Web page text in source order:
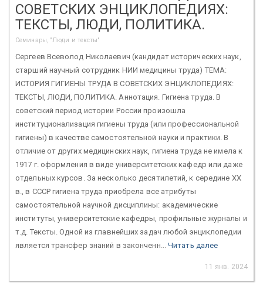
СОВЕТСКИХ ЭНЦИКЛОПЕДИЯХ:
ТЕКСТЫ, ЛЮДИ, ПОЛИТИКА.
Семинары, "Люди и тексты"
Сергеев Всеволод Николаевич (кандидат исторических наук,
старший научный сотрудник НИИ медицины труда) ТЕМА:
ИСТОРИЯ ГИГИЕНЫ ТРУДА В СОВЕТСКИХ ЭНЦИКЛОПЕДИЯХ:
ТЕКСТЫ, ЛЮДИ, ПОЛИТИКА. Аннотация. Гигиена труда. В
советский период истории России произошла
институционализация гигиены труда (или профессиональной
гигиены) в качестве самостоятельной науки и практики. В
отличие от других медицинских наук, гигиена труда не имела к
1917 г. оформления в виде университетских кафедр или даже
отдельных курсов. За несколько десятилетий, к середине ХХ
в., в СССР гигиена труда приобрела все атрибуты
самостоятельной научной дисциплины: академические
институты, университетские кафедры, профильные журналы и
т.д. Тексты. Одной из главнейших задач любой энциклопедии
является трансфер знаний в законченн... Читать далее
11 янв. 2024